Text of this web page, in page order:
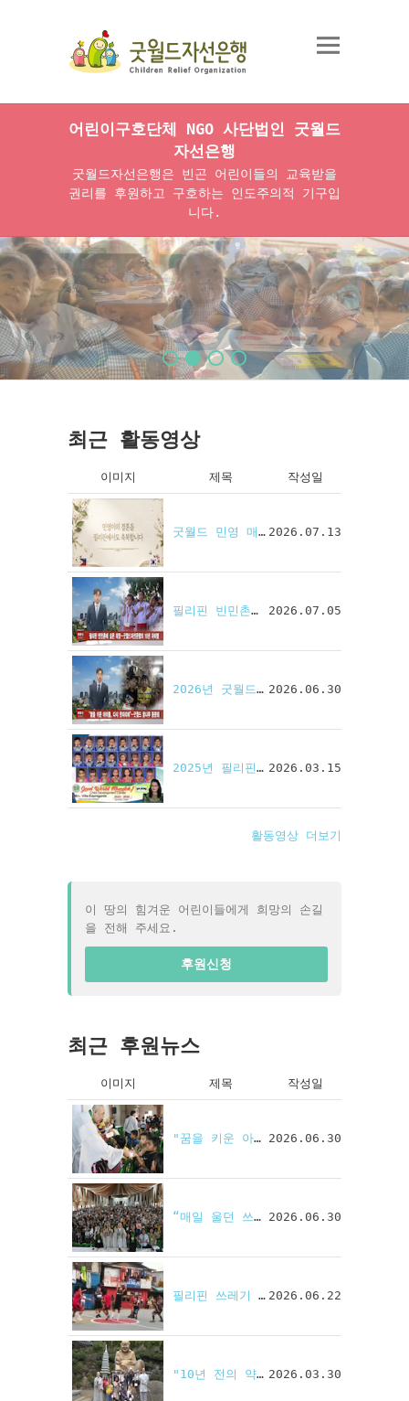
어린이구호단체 NGO 사단법인 굿월드
자선은행
굿월드자선은행은 빈곤 어린이들의 교육받을
권리를 후원하고 구호하는 인도주의적 기구입
니다.
1 2 3 4
최근 활동영상
이미지 제목 작성일
굿월드 민영 매니저 결혼 축하 영상 2026.07.13
필리핀 빈민촌에 희망. 굿월드의 10년 자비행 2026.07.05
2026년 굿월드 꿈나무 동문회 2026.06.30
2025년 필리핀 '굿월드 문덕 데이케어센터' 2026.03.15
활동영상 더보기
이 땅의 힘겨운 어린이들에게 희망의 손길
을 전해 주세요.
후원신청
최근 후원뉴스
이미지 제목 작성일
"꿈을 키운 아이들, 다시 한자리에"...굿월드 꿈나무 동문회 2026.06.30
“매일 울던 쓰레기 마을 꼬마, 최고 우등생 됐어요…고마워요 굿월드 2026.06.30
필리핀 쓰레기 마을에 쏘아 올린 '희망의 슛' 2026.06.22
"10년 전의 약속이 현실로"…필리핀 선생님들의 아름다운 한국 나들이 2026.03.30